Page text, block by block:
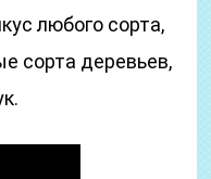
любого сорта,
сорта деревьев,